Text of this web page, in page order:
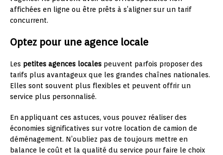
affichées en ligne ou être prêts à s’aligner sur un tarif
concurrent.
Optez pour une agence locale
Les petites agences locales peuvent parfois proposer des
tarifs plus avantageux que les grandes chaînes nationales.
Elles sont souvent plus flexibles et peuvent offrir un
service plus personnalisé.
En appliquant ces astuces, vous pouvez réaliser des
économies significatives sur votre location de camion de
déménagement. N’oubliez pas de toujours mettre en
balance le coût et la qualité du service pour faire le choix